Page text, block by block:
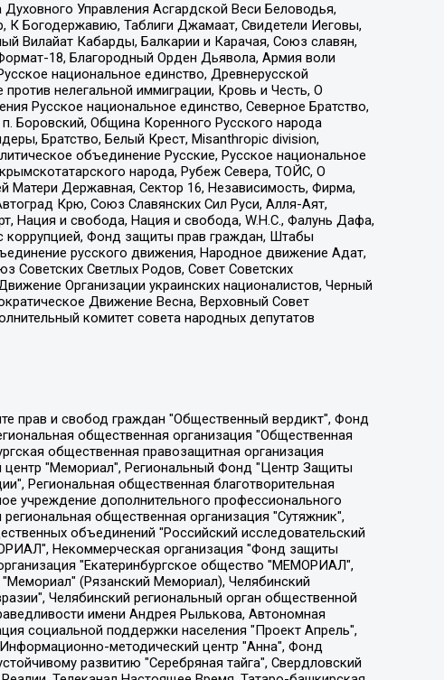
Управления Асгардской Веси Беловодья,
Богодержавию, Таблиги Джамаат, Свидетели Иеговы,
Вилайат Кабарды, Балкарии и Карачая, Союз славян,
18, Благородный Орден Дьявола, Армия воли
национальное единство, Древнерусской
нелегальной иммиграции, Кровь и Честь, О
Русское национальное единство, Северное Братство,
Боровский, Община Коренного Русского народа
Братство, Белый Крест, Misanthropic division,
объединение Русские, Русское национальное
народа, Рубеж Севера, ТОЙС, О
Матери Державная, Сектор 16, Независимость, Фирма,
Крю, Союз Славянских Сил Руси, Алля-Аят,
Нация и свобода, Нация и свобода, W.H.С., Фалунь Дафа,
Фонд защиты прав граждан, Штабы
русского движения, Народное движение Адат,
Светлых Родов, Совет Советских
Организации украинских националистов, Черный
Движение Весна, Верховный Совет
комитет совета народных депутатов
Григорьева Алина Александровна, Ассоциация по содействию защите прав призывников, альтернативнослужащих и военнослужащих "Правозащитная группа "Гражданин.Армия.Право", Хисамова Регина Фаритовна, Автономная некоммерческая организация по реализации социально-правовых программ "Лилит", Дальневосточное общественное движение "Маяк", Санкт-Петербургская ЛГБТ-инициативная группа "Выход", Инициативная группа ЛГБТ+ "Реверс", Алексеев Андрей Викторович, Бекбулатова Таисия Львовна, Беляев Иван Михайлович, Владыкина Елена Сергеевна, Гельман Марат Александрович, Никульшина Вероника Юрьевна, Толоконникова Надежда Андреевна, Шендерович Виктор Анатольевич, Общество с ограниченной ответственностью "Данное сообщение", Общество с ограниченной ответственностью Издательский дом "Новая глава", Айнбиндер Александра Александровна, Московский комьюнити-центр для ЛГБТ+инициатив, Благотворительный фонд развития филантропии, Deutsche Welle (Германия, Kurt-Schumacher-Strasse 3, 53113 Bonn), Борзунова Мария Михайловна, Воробьев Виктор Викторович, Голубева Анна Львовна, Константинова Алла Михайловна, Малкова Ирина Владимировна, Мурадов Мурад Абдулгалимович, Осетинская Елизавета Николаевна, Понасенков Евгений Николаевич, Ганапольский Матвей Юрьевич, Киселев Евгений Алексеевич, Борухович Ирина Григорьевна, Дремин Иван Тимофеевич, Дубровский Дмитрий Викторович, Красноярская региональная общественная организация поддержки и развития альтернативных образовательных технологий и межкультурных коммуникаций "ИНТЕРРА", Маяковская Екатерина Алексеевна, Фейгин Марк Захарович, Филимонов Андрей Викторович, Дзугкоева Регина Николаевна, Доброхотов Роман Александрович, Дудь Юрий Александрович, Елкин Сергей Владимирович, Кругликов Кирилл Игоревич, Сабунаева Мария Леонидовна, Семенов Алексей Владимирович, Шаинян Карен Багратович, Шульман Екатерина Михайловна, Асафьев Артур Валерьевич, Вахштайн Виктор Семенович, Венедиктов Алексей Алексеевич, Лушникова Екатерина Евгеньевна, Волков Леонид Михайлович, Невзоров Александр Глебович, Пархоменко Сергей Борисович, Сироткин Ярослав Николаевич, Кара-Мурза Владимир Владимирович, Баранова Наталья Владимировна, Гозман Леонид Яковлевич, Кагарлицкий Борис Юльевич, Климарев Михаил Валерьевич, Милов Владимир Станиславович, Автономная некоммерческая организация Краснодарский центр современного искусства "Типография", Моргенштерн Алишер Тагирович, Соболь Любовь Эдуардовна, Общество с ограниченной ответственностью "ЛИЗА НОРМ", Каспаров Гарри Кимович, Ходорковский Михаил Борисович, Общество с ограниченной ответственностью "Апрельские тезисы", Данилович Ирина Брониславовна, Кашин Олег Владимирович, Петров Николай Владимирович, Пивоваров Алексей Владимирович, Соколов Михаил Владимирович, Цветкова Юлия Владимировна, Чичваркин Евгений Александрович, Комитет против пыток/Команда против пыток, Общество с ограниченной ответственностью "Первый научный", Общество с ограниченной ответственностью "Вертолет и ко", Белоцерковская Вероника Борисовна, Кац Максим Евгеньевич, Лазарева Татьяна Юрьевна, Шаведдинов Руслан Табризович, Яшин Илья Валерьевич, Общество с ограниченной ответственностью "Иноагент ААВ", Алешковский Дмитрий Петрович, Альбац Евгения Марковна, Быков Дмитрий Львович, Галямина Юлия Евгеньевна, Лойко Сергей Леонидович, Мартынов Кирилл Константинович, Медведев Сергей Александрович, Крашенинников Федор Геннадиевич, Гордеева Катерина Вл